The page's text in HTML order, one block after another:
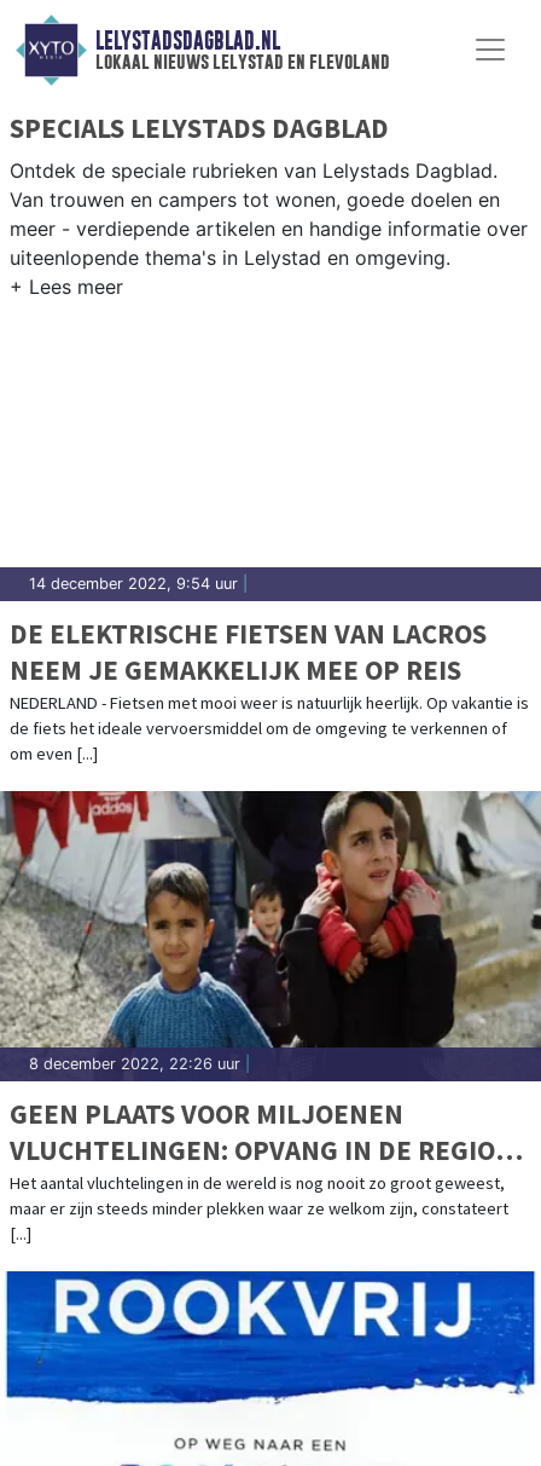
LELYSTADSDAGBLAD.NL
lokaal nieuws lelystad en flevoland
SPECIALS LELYSTADS DAGBLAD
Ontdek de speciale rubrieken van Lelystads Dagblad.
Van trouwen en campers tot wonen, goede doelen en
meer - verdiepende artikelen en handige informatie over
uiteenlopende thema's in Lelystad en omgeving.
14 december 2022, 9:54 uur
DE ELEKTRISCHE FIETSEN VAN LACROS
NEEM JE GEMAKKELIJK MEE OP REIS
NEDERLAND - Fietsen met mooi weer is natuurlijk heerlijk. Op vakantie is
de fiets het ideale vervoersmiddel om de omgeving te verkennen of
om even [...]
8 december 2022, 22:26 uur
GEEN PLAATS VOOR MILJOENEN
VLUCHTELINGEN: OPVANG IN DE REGIO
STAAT ONDER DRUK
Het aantal vluchtelingen in de wereld is nog nooit zo groot geweest,
maar er zijn steeds minder plekken waar ze welkom zijn, constateert
[...]